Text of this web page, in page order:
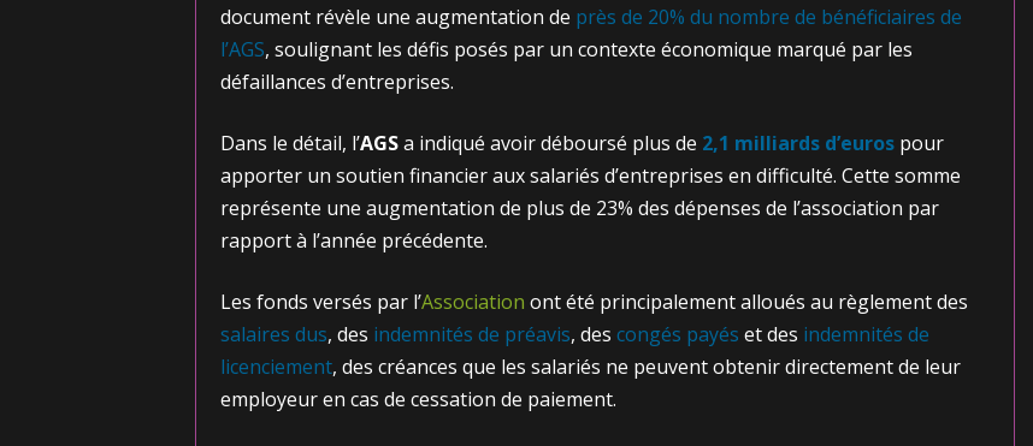
document révèle une augmentation de près de 20% du nombre de bénéficiaires de
l’AGS, soulignant les défis posés par un contexte économique marqué par les
défaillances d’entreprises.
Dans le détail, l’AGSa indiqué avoir déboursé plus de 2,1 milliards d’eurospour
apporter un soutien financier aux salariés d’entreprises en difficulté. Cette somme
représente une augmentation de plus de 23% des dépenses de l’association par
rapport à l’année précédente.
Les fonds versés par l’Association ont été principalement alloués au règlement des
salaires dus, des indemnités de préavis, des congés payés et des indemnités de
licenciement, des créances que les salariés ne peuvent obtenir directement de leur
employeur en cas de cessation de paiement.